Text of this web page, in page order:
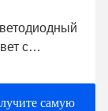
с
гаража
277Всамую